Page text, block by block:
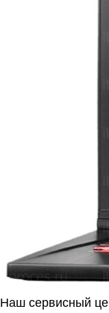
Наш сервисный